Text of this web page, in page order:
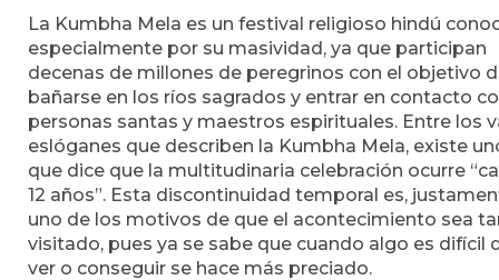
La Kumbha Mela es un festival religioso hindú
especialmente por su masividad, ya que participan
decenas de millones de peregrinos con el objetivo
bañarse en los ríos sagrados y entrar en contacto
personas santas y maestros espirituales. Entre los
eslóganes que describen la Kumbha Mela, existe
que dice que la multitudinaria celebración ocurre
12 años”. Esta discontinuidad temporal es,
uno de los motivos de que el acontecimiento sea
visitado, pues ya se sabe que cuando algo es difícil
ver o conseguir se hace más preciado.